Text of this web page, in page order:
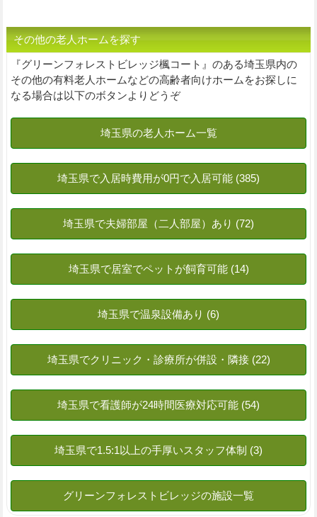
その他の老人ホームを探す
『グリーンフォレストビレッジ楓コート』のある埼玉県内の
その他の有料老人ホームなどの高齢者向けホームをお探しに
なる場合は以下のボタンよりどうぞ